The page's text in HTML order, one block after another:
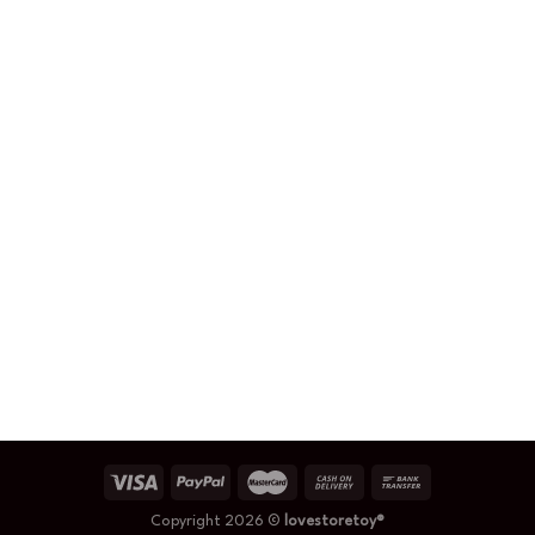
Copyright 2026 © lovestoretoy®